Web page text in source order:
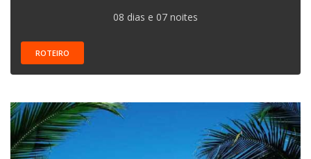
08 dias e 07 noites
ROTEIRO